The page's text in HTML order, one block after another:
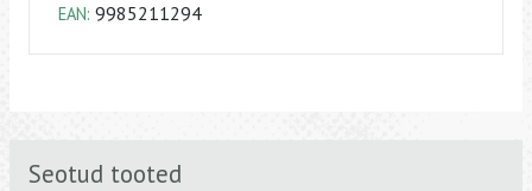
EAN: 9985211294
Seotud tooted